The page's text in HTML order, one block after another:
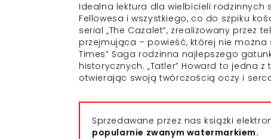
Idealna lektura dla wielbicieli rodzinnych
Fellowesa i wszystkiego, co do szpiku
serial „The Cazalet”, zrealizowany przez
przejmująca – powieść, której nie można
Times” Saga rodzinna najlepszego
historycznych. „Tatler” Howard to jedna z
otwierając swoją twórczością oczy i
Sprzedawane przez nas książki
popularnie zwanym watermarkiem.